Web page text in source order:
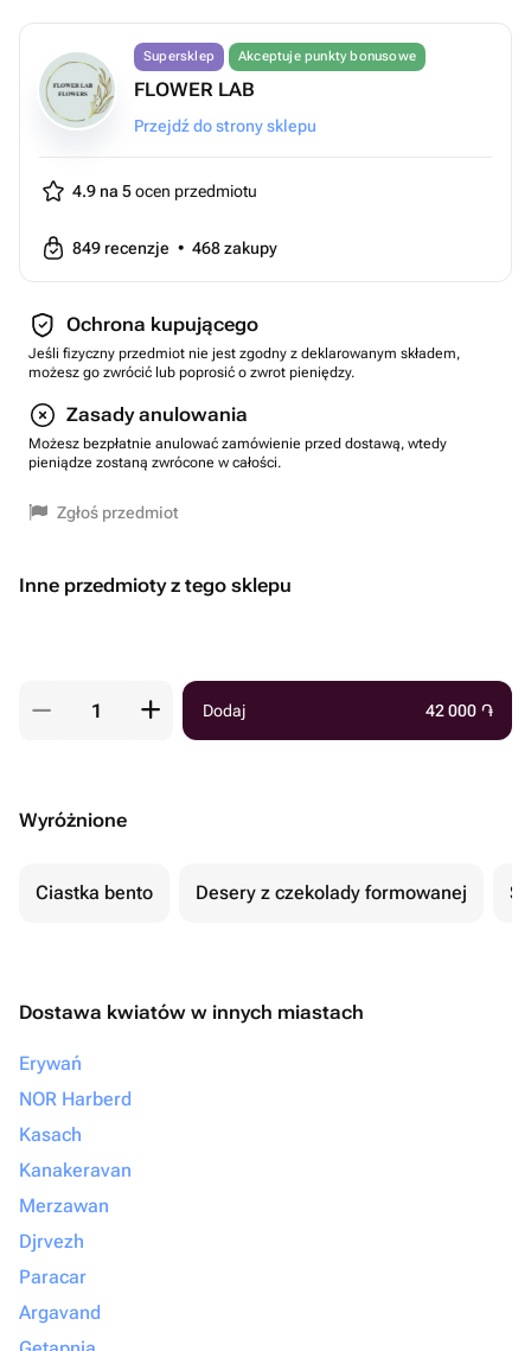
Supersklep Akceptuje punkty bonusowe
FLOWER LAB
Przejdź do strony sklepu
4.9 na 5ocen przedmiotu
849 recenzje • 468zakupy
Ochrona kupującego
Jeśli fizyczny przedmiot nie jest zgodny z deklarowanym składem,
możesz go zwrócić lub poprosić o zwrot pieniędzy.
Zasady anulowania
Możesz bezpłatnie anulować zamówienie przed dostawą, wtedy
pieniądze zostaną zwrócone w całości.
Zgłoś przedmiot
Inne przedmioty z tego sklepu
Dodaj 42 000 ֏
Wyróżnione
Ciastka bento Desery z czekolady formowanej
Dostawa kwiatów w innych miastach
Erywań
NOR Harberd
Kasach
Kanakeravan
Merzawan
Djrvezh
Paracar
Argavand